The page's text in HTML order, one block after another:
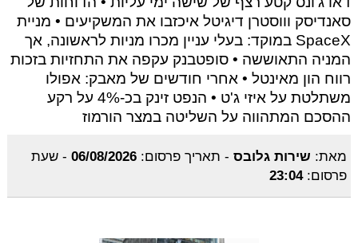
סאנדיסק וווסטרן דיגיטל איכזבו את המשקיעים • מניית
SpaceX במוקד: בעלי עניין מכרו מניות לראשונה, אך
המניה התאוששה • סופטבנק עקפה את התחזיות בזכות
רווח הון מאינטל • אחרי חודשים של מאבק: אפולו
משתלטת על איזי ג'ט • הנפט זינק בכ-4% על רקע
ההסכם המתהווה על השליטה במצר הורמוז
מאת: שירות גלובס- תאריך פרסום: 06/08/2026
- שעת
פרסום:23:04